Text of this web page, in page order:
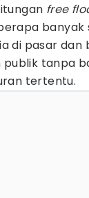
free
banyak
di pasar dan
publik tanpa
tertentu.